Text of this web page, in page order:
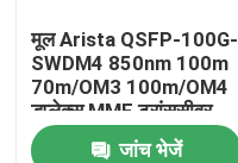
गुणवत्ता नियंत्रण
संपर्क करें
मूल Arista QSFP-100G-
SWDM4 850nm 100m
70m/OM3 100m/OM4
डुप्लेक्स MMF ट्रांससीवर
जांच भेजें